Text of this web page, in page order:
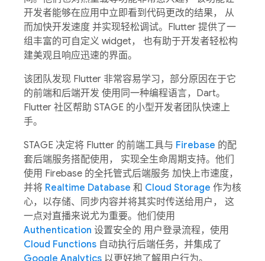
开发者能够在应用中立即看到代码更改的结果， 从
而加快开发速度 并实现轻松调试。Flutter 提供了一
组丰富的可自定义 widget， 也有助于开发者轻松构
建美观且响应迅速的界面。
该团队发现 Flutter 非常容易学习，部分原因在于它
的前端和后端开发 使用同一种编程语言，Dart。
Flutter 社区帮助 STAGE 的小型开发者团队快速上
手。
STAGE 决定将 Flutter 的前端工具与 Firebase 的配
套后端服务搭配使用， 实现全生命周期支持。他们
使用 Firebase 的全托管式后端服务 加快上市速度，
并将 Realtime Database 和 Cloud Storage 作为核
心，以存储、同步内容并将其实时传送给用户， 这
一点对直播来说尤为重要。他们使用
Authentication 设置安全的 用户登录流程，使用
Cloud Functions 自动执行后端任务，并集成了